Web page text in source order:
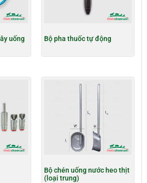
uống
Bộ pha thuốc tự động
Bộ chén uống nước heo thịt
(loại trung)